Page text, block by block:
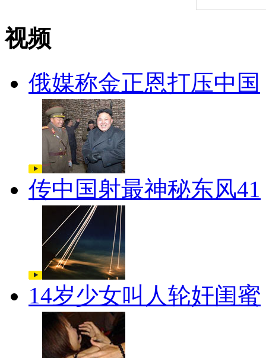
视频
俄媒称金正恩打压中国
传中国射最神秘东风41
14岁少女叫人轮奸闺蜜